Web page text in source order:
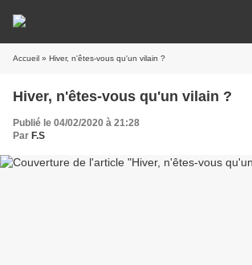
Accueil » Hiver, n'êtes-vous qu'un vilain ?
Hiver, n'êtes-vous qu'un vilain ?
Publié le 04/02/2020 à 21:28
Par F.S